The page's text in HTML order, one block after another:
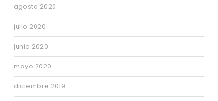
agosto 2020
julio 2020
junio 2020
mayo 2020
diciembre 2019